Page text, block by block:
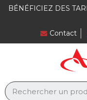
BÉNÉFICIEZ DES
Contact
Panneau de gestion